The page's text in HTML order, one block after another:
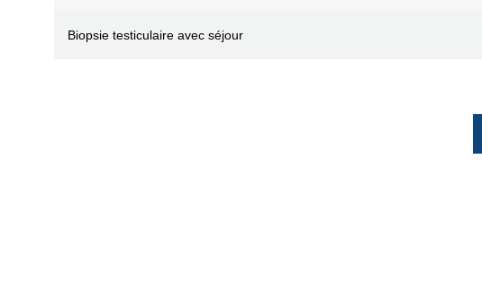
Biopsie testiculaire avec séjour